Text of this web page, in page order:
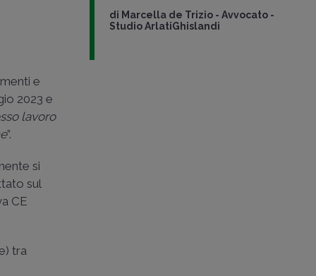
e
2023 e
lavoro
”.
si
sul
CE
tra
di Marcella de Trizio - Avvocato -
Studio ArlatiGhislandi